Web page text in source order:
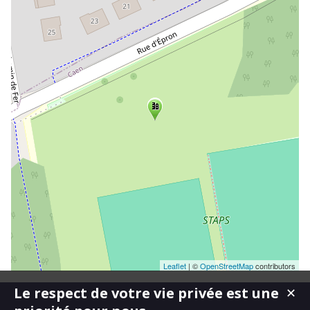
Leaflet | ©OpenStreetMapcontributors
✕
Le respect de votre vie privée est une